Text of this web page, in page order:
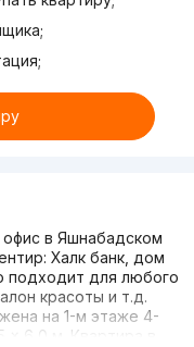
в Яшнабадском
Халк банк, дом
для любого
красоты и т.д.
на 1-м этаже 4-
× 6,0 м. Квартира в